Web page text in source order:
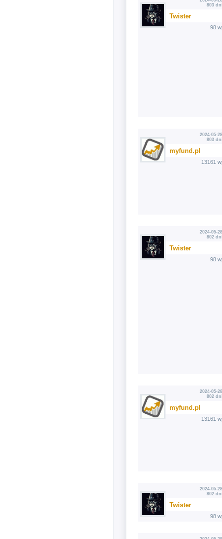
803
Twister
98
2024-05-
803
myfund.pl
13161
2024-05-
802
Twister
98
2024-05-
802
myfund.pl
13161
2024-05-
802
Twister
98